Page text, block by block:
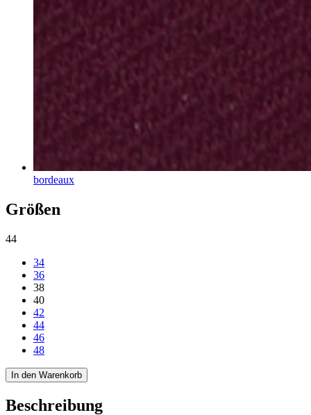
bordeaux
Größen
44
34
36
38
40
42
44
46
48
In den Warenkorb
Beschreibung